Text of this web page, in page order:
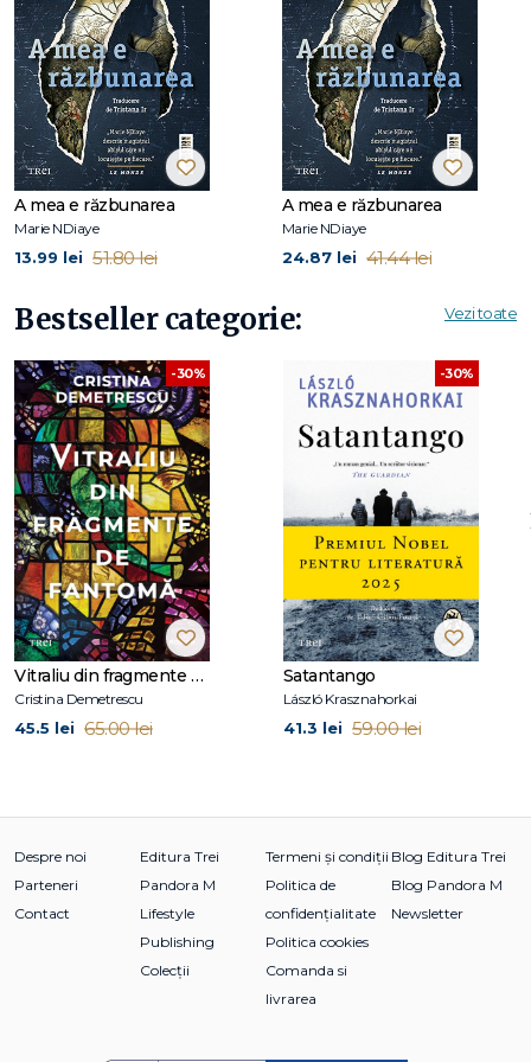
De aceeași autoare, la Editura Trei a apărut romanul
femei puternice, distins cu Premiul Goncourt (2009).
A mea e răzbunarea
Marie NDiaye
13.99 lei 51.80 lei
A mea e răzbunarea
Marie NDiaye
24.87 lei 41.44 lei
Bestseller categorie: Vezi toate
-30%
Vitraliu din fragmente de fantomă
Cristina Demetrescu
45.5 lei 65.00 lei
-30%
Satantango
László Krasznahorkai
41.3 lei 59.00 lei
Despre noi
Parteneri
Contact
Editura Trei
Pandora M
Lifestyle
Publishing
Colecții
Termeni și condiții
Politica de
confidențialitate
Politica cookies
Comanda si
livrarea
Blog Editura Trei
Blog Pandora M
Newsletter